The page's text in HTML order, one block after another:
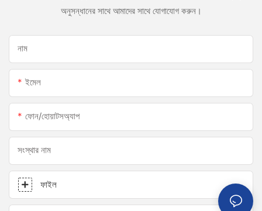
অনুসন্ধানের সাথে আমাদের সাথে যোগাযোগ করুন।
নাম
ইমেল
ফোন/হোয়াটসঅ্যাপ
সংস্থার নাম
ফাইল